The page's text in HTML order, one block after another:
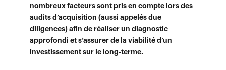
nombreux facteurs sont pris en compte lors des
audits d’acquisition (aussi appelés due
diligences) afin de réaliser un diagnostic
approfondi et s’assurer de la viabilité d’un
investissement sur le long-terme.